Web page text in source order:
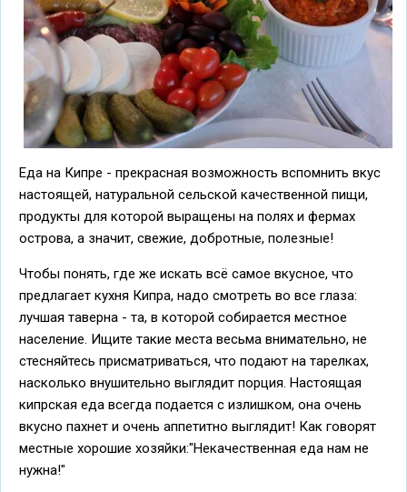
Еда на Кипре - прекрасная возможность вспомнить вкус
настоящей, натуральной сельской качественной пищи,
продукты для которой выращены на полях и фермах
острова, а значит, свежие, добротные, полезные!
Чтобы понять, где же искать всё самое вкусное, что
предлагает кухня Кипра, надо смотреть во все глаза:
лучшая таверна - та, в которой собирается местное
население. Ищите такие места весьма внимательно, не
стесняйтесь присматриваться, что подают на тарелках,
насколько внушительно выглядит порция. Настоящая
кипрская еда всегда подается с излишком, она очень
вкусно пахнет и очень аппетитно выглядит! Как говорят
местные хорошие хозяйки:"Некачественная еда нам не
нужна!"